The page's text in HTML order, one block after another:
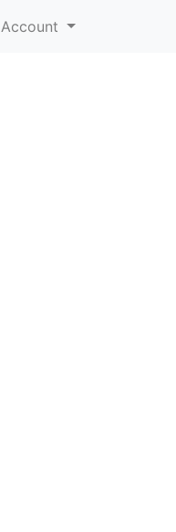
Account